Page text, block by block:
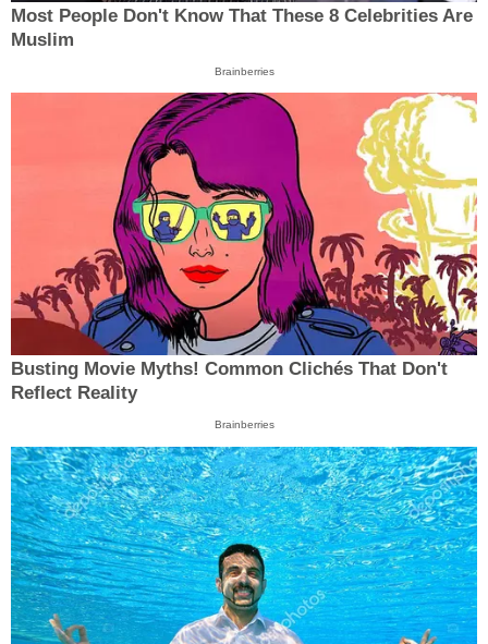
Most People Don't Know That These 8 Celebrities Are
Muslim
Brainberries
Busting Movie Myths! Common Clichés That Don't
Reflect Reality
Brainberries